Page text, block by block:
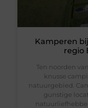
Kamperen
regio
Ten noorden
knusse
natuurgebied.
gunstige